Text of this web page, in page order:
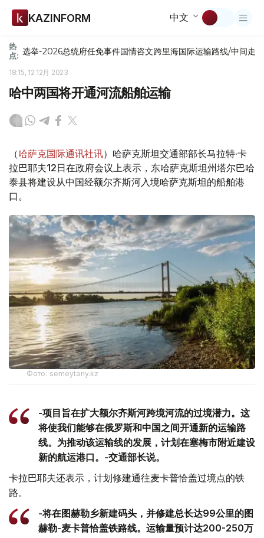
KAZINFORM 中文
热
点: 选举-2026总统府任免事件国情咨文跨里海国际运输路线/中间走廊
18:15, 12 12月 2023
哈中两国将开通河流船舶运输
（哈萨克国际通讯社讯）哈萨克斯坦交通部部长马拉特·卡
拉巴耶夫12日在政府会议上表示，东哈萨克斯坦州塔尔巴哈
泰县将建设从中国经额尔齐斯河入境哈萨克斯坦的船舶港
口。
Фото: semeytany.kz
-项目旨在扩大额尔齐斯河跨境河流的过境潜力。这
将使我们能够在俄罗斯和中国之间开通新的运输路
线。为推动该运输线的发展，计划在塞梅市附近建设
新的航运港口。-交通部长说。
卡拉巴耶夫还表示，计划修建通往麦卡普恰盖过境点的铁
路。
-将在图赫勒乡新建码头，并修建总长达99公里的图
赫勒-麦卡普恰盖铁路线。运输量预计达200-250万